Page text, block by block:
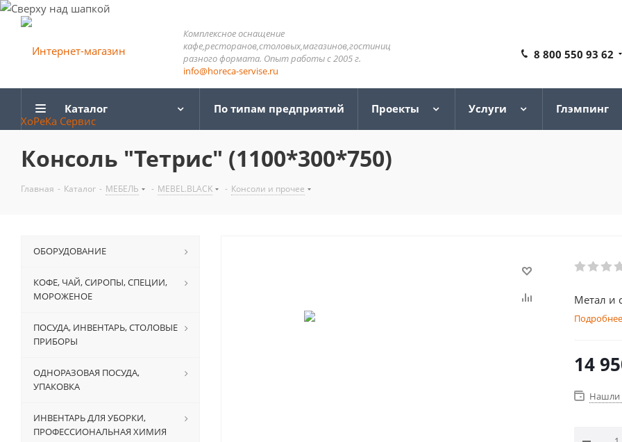
Комплексное оснащение
кафе,ресторанов,столовых,магазинов,гостиниц
разного формата. Опыт работы с 2005 г.
info@horeca-servise.ru
8 800 550 93 62
Каталог По типам предприятий Проекты Услуги Глэмпинг
Консоль "Тетрис" (1100*300*750)
Главная - Каталог - МЕБЕЛЬ - MEBEL.BLACK - Консоли и прочее
Метал и
Подробнее
14
Нашли
ОБОРУДОВАНИЕ
КОФЕ, ЧАЙ, СИРОПЫ, СПЕЦИИ,
МОРОЖЕНОЕ
ПОСУДА, ИНВЕНТАРЬ, СТОЛОВЫЕ
ПРИБОРЫ
ОДНОРАЗОВАЯ ПОСУДА,
УПАКОВКА
ИНВЕНТАРЬ ДЛЯ УБОРКИ,
ПРОФЕССИОНАЛЬНАЯ ХИМИЯ